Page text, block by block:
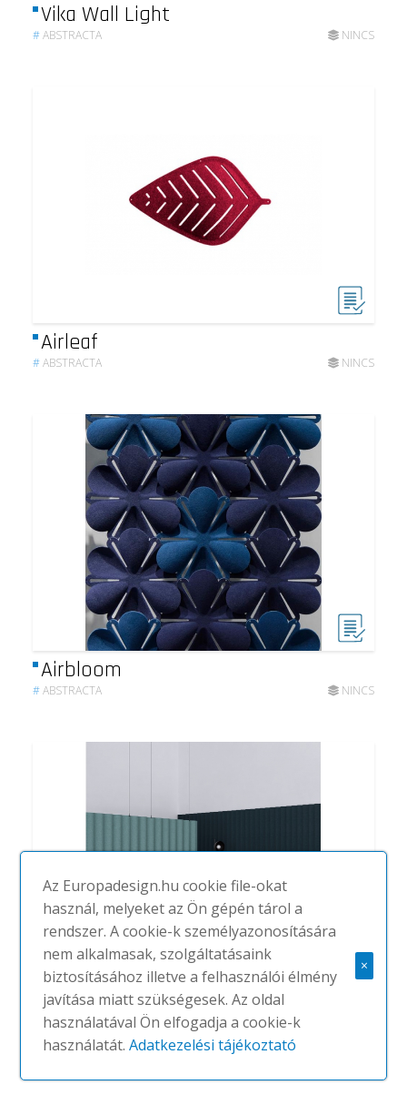
Vika Wall Light
#ABSTRACTA NINCS
Airleaf
#ABSTRACTA NINCS
Airbloom
#ABSTRACTA NINCS
Scala Hanging
ABSTRACTA
Az Europadesign.hu cookie file-okat
használ, melyeket az Ön gépén tárol a
rendszer. A cookie-k személyazonosítására
nem alkalmasak, szolgáltatásaink
biztosításához illetve a felhasználói élmény
javítása miatt szükségesek. Az oldal
használatával Ön elfogadja a cookie-k
használatát.Adatkezelési tájékoztató
×